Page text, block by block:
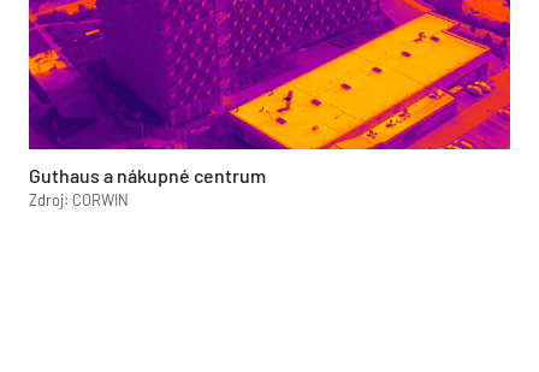
Guthaus a nákupné centrum
Zdroj: CORWIN